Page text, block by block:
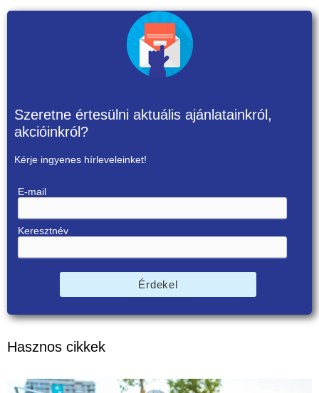
Szeretne értesülni aktuális ajánlatainkról,
akcióinkról?
Kérje ingyenes hírleveleinket!
E-mail
Keresztnév
Érdekel
Hasznos cikkek